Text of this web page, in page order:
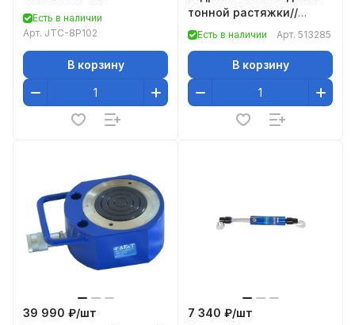
Есть в наличии
Арт. JTC-8P102
В корзину
тонной растяжки//
Matrix
Есть в наличии Арт. 513285
В корзину
39 990 ₽/шт
7 340 ₽/шт